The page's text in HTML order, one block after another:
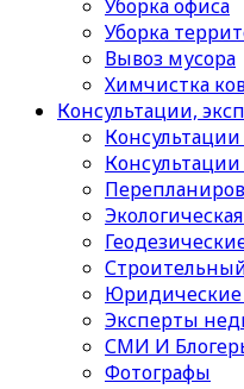
Уборка офиса
Уборка
Вывоз мусора
Химчистка
Консультации,
Юридические
Эксперты
СМИ И
Фотографы